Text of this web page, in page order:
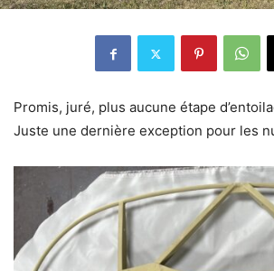
Promis, juré, plus aucune étape
Juste une dernière exception pour les